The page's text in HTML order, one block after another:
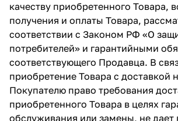
качеству приобретенного Товара,
получения и оплаты Товара,
соответствии с Законом РФ «О
потребителей» и гарантийными
соответствующего Продавца. В
приобретение Товара с доставкой
Покупателю право требования
приобретенного Товара в целях
обслуживания или замены, не